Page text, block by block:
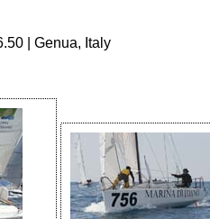
| Genua, Italy